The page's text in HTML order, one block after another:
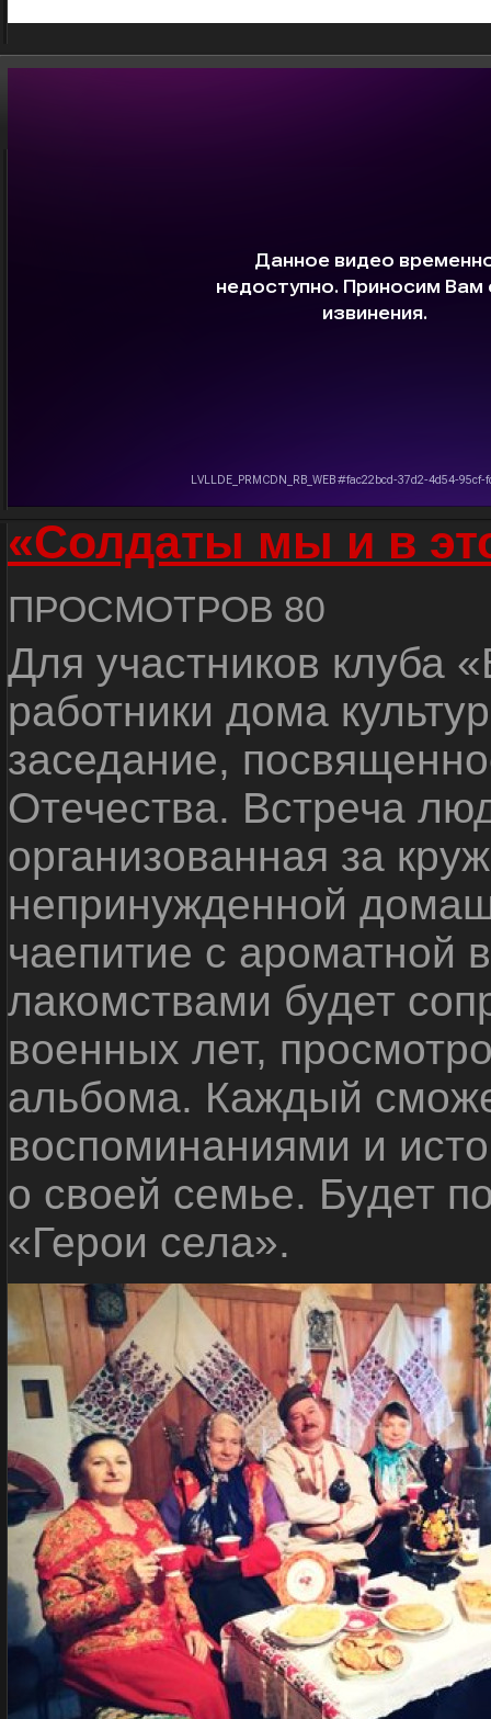
«Солдаты мы и в
ПРОСМОТРОВ 80
Для участников клуба
работники дома
заседание,
Отечества. Встреча
организованная за
непринужденной
чаепитие с ароматной
лакомствами будет
военных лет,
альбома. Каждый
воспоминаниями и
о своей семье. Будет
«Герои села».